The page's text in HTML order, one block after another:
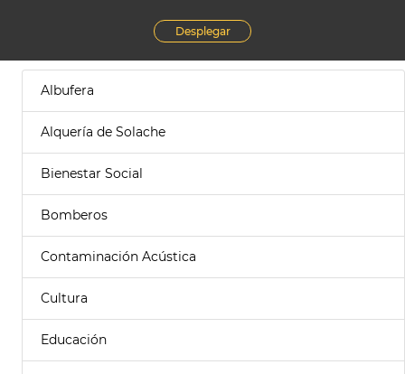
Desplegar
Albufera
Alquería de Solache
Bienestar Social
Bomberos
Contaminación Acústica
Cultura
Educación